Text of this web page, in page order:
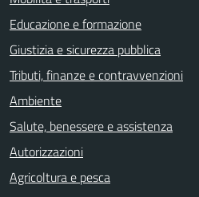
Educazione e formazione
Giustizia e sicurezza pubblica
Tributi, finanze e contravvenzioni
Ambiente
Salute, benessere e assistenza
Autorizzazioni
Agricoltura e pesca